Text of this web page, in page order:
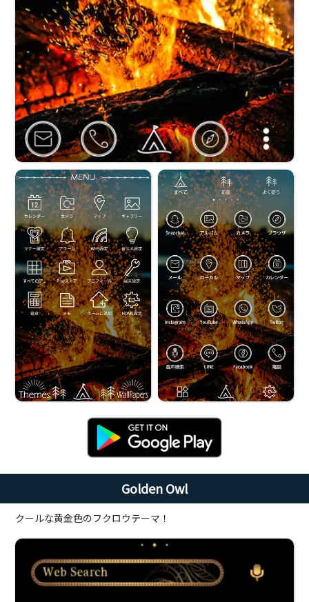
Golden Owl
クールな黄金色のフクロウテーマ！